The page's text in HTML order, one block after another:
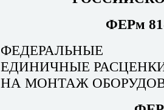
ФЕРм
ФЕДЕРАЛЬНЫЕ
ЕДИНИЧНЫЕ
НА МОНТАЖ